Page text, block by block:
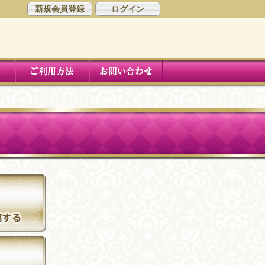
新規会員登録 ログイン